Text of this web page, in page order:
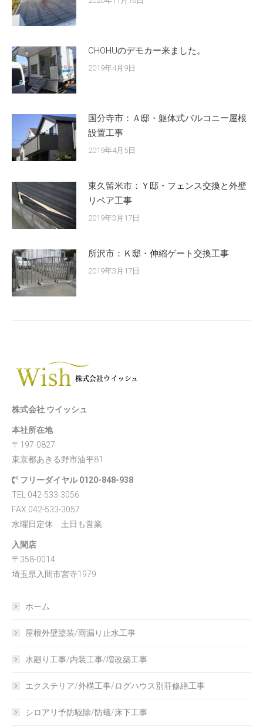
CHOHUのデモカー来ました。
2019年4月9日
国分寺市：Ａ邸・躯体式バルコニー屋根
設置工事
2019年4月5日
東久留米市：Ｙ邸・フェンス交換と外壁
リペア工事
2019年3月17日
所沢市：Ｋ邸・伸縮ゲート交換工事
2019年3月17日
株式会社 ウイッシュ
本社所在地
〒197-0827
東京都あきる野市油平81
フリーダイヤル 0120-848-938
TEL 042-533-3056
FAX 042-533-3057
水曜日定休 土日も営業
入間店
〒358-0014
埼玉県入間市宮寺1979
ホーム
屋根外壁塗装/雨漏り止水工事
水廻り工事/内装工事/増改築工事
エクステリア/外構工事/ログハウス別荘修繕工事
シロアリ予防駆除/防蟻/床下工事